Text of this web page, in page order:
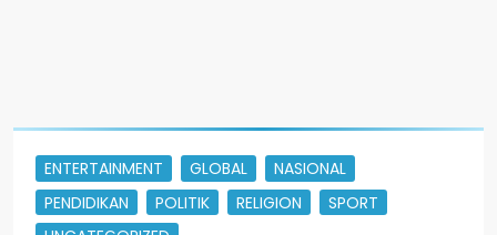
ENTERTAINMENT GLOBAL
NASIONAL
PENDIDIKAN
POLITIK RELIGION
SPORT